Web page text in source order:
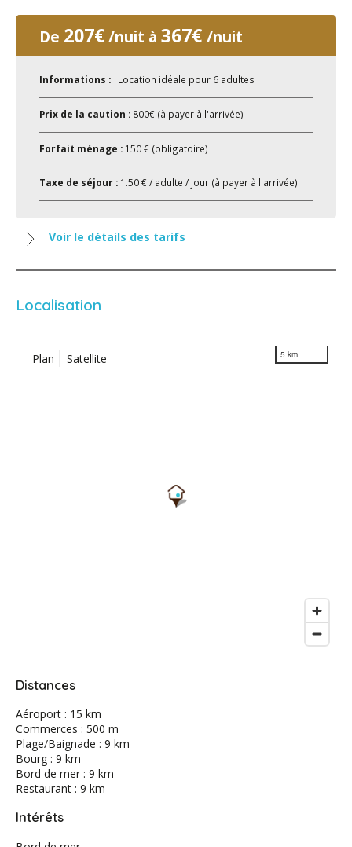
De 207€/nuit à 367€ /nuit
Informations : Location idéale pour 6 adultes
Prix de la caution : 800€ (à payer à l'arrivée)
Forfait ménage : 150 € (obligatoire)
Taxe de séjour : 1.50 € / adulte / jour (à payer à l'arrivée)
Voir le détails des tarifs
Localisation
Plan Satellite 5 km
Distances
Aéroport : 15 km
Commerces : 500 m
Plage/Baignade : 9 km
Bourg : 9 km
Bord de mer : 9 km
Restaurant : 9 km
Intérêts